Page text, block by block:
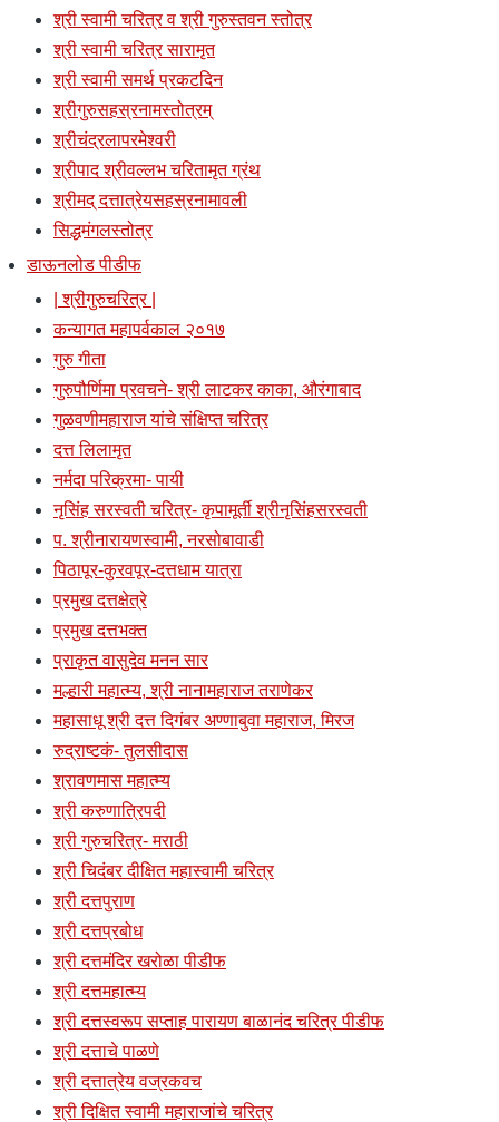
श्री स्वामी चरित्र व श्री गुरुस्तवन स्तोत्र
श्री स्वामी चरित्र सारामृत
श्री स्वामी समर्थ प्रकटदिन
श्रीगुरुसहस्रनामस्तोत्रम्
श्रीचंद्रलापरमेश्वरी
श्रीपाद श्रीवल्लभ चरितामृत ग्रंथ
श्रीमद् दत्तात्रेयसहस्रनामावली
सिद्धमंगलस्तोत्र
डाऊनलोड पीडीफ
| श्रीगुरुचरित्र |
कन्यागत महापर्वकाल २०१७
गुरु गीता
गुरुपौर्णिमा प्रवचने- श्री लाटकर काका, औरंगाबाद
गुळवणीमहाराज यांचे संक्षिप्त चरित्र
दत्त लिलामृत
नर्मदा परिक्रमा- पायी
नृसिंह सरस्वती चरित्र- कृपामूर्ती श्रीनृसिंहसरस्वती
प. श्रीनारायणस्वामी, नरसोबावाडी
पिठापूर-कुरवपूर-दत्तधाम यात्रा
प्रमुख दत्तक्षेत्रे
प्रमुख दत्तभक्त
प्राकृत वासुदेव मनन सार
मल्हारी महात्म्य, श्री नानामहाराज तराणेकर
महासाधू श्री दत्त दिगंबर अण्णाबुवा महाराज, मिरज
रुद्राष्टकं- तुलसीदास
श्रावणमास महात्म्य
श्री करुणात्रिपदी
श्री गुरुचरित्र- मराठी
श्री चिदंबर दीक्षित महास्वामी चरित्र
श्री दत्तपुराण
श्री दत्तप्रबोध
श्री दत्तमंदिर खरोळा पीडीफ
श्री दत्तमहात्म्य
श्री दत्तस्वरूप सप्ताह पारायण बाळानंद चरित्र पीडीफ
श्री दत्ताचे पाळणे
श्री दत्तात्रेय वज्रकवच
श्री दिक्षित स्वामी महाराजांचे चरित्र